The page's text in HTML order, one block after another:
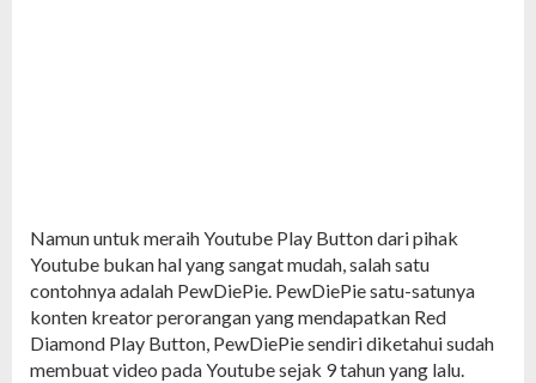
Namun untuk meraih Youtube Play Button dari pihak
Youtube bukan hal yang sangat mudah, salah satu
contohnya adalah PewDiePie. PewDiePie satu-satunya
konten kreator perorangan yang mendapatkan Red
Diamond Play Button, PewDiePie sendiri diketahui sudah
membuat video pada Youtube sejak 9 tahun yang lalu.